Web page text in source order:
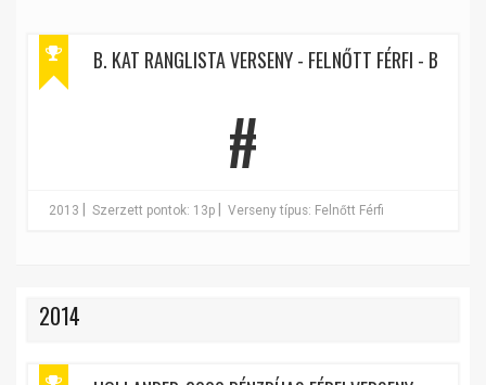
B. KAT RANGLISTA VERSENY - FELNŐTT FÉRFI - B
#
2013 Szerzett pontok: 13p Verseny típus: Felnőtt Férfi
2014